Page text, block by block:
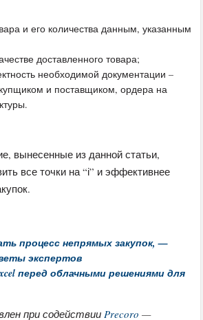
и его количества данным, указанным
доставленного товара;
необходимой документации –
и поставщиком, ордера на
вынесенные из данной статьи,
все точки на “і” и эффективнее
процесс непрямых закупок, —
экспертов
перед облачными решениями для
при содействииPrecoro —